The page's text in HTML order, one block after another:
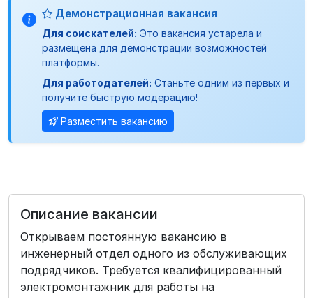
Демонстрационная вакансия
Для соискателей: Это вакансия устарела и
размещена для демонстрации возможностей
платформы.
Для работодателей: Станьте одним из первых и
получите быструю модерацию!
Разместить вакансию
Описание вакансии
Открываем постоянную вакансию в
инженерный отдел одного из обслуживающих
подрядчиков. Требуется квалифицированный
электромонтажник для работы на